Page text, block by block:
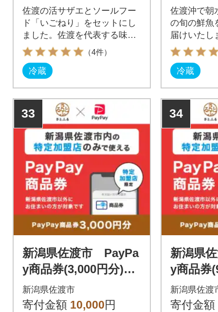
佐渡の活サザエとソールフー
ド「いごねり」をセットにし
ました。佐渡を代表する味覚
をお楽しみ下さい。
（4件）
冷蔵
佐渡沖で朝
の旬の鮮魚
届けいたし
冷蔵
33
新潟県佐渡市 PayPa
y商品券(3,000円分)※
地域内の一部の加盟店
のみで利用可
新潟県佐渡市
寄付金額 10,000円
34
新潟県
y商品券
地域内
のみで
新潟県佐渡
寄付金額